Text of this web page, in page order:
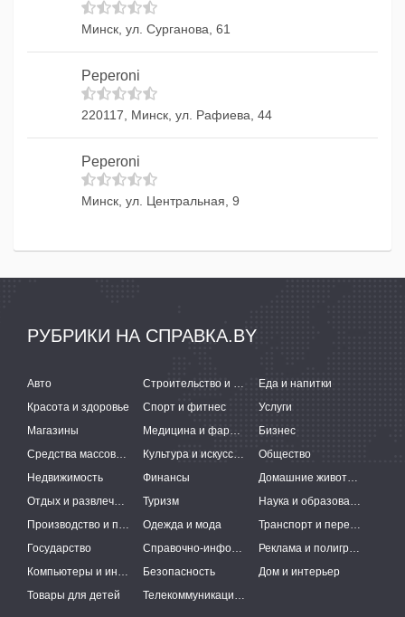
Минск, ул. Сурганова, 61
Peperoni
220117, Минск, ул. Рафиева, 44
Peperoni
Минск, ул. Центральная, 9
РУБРИКИ НА СПРАВКА.BY
Авто Строительство и ремонт
Еда и напитки
Красота и здоровье
Спорт и фитнес
Услуги
Магазины
Медицина и фармацевтика
Бизнес
Средства массовой информации
Культура и искусство
Общество
Недвижимость
Финансы
Домашние животные
Отдых и развлечения
Туризм
Наука и образование
Производство и поставки
Одежда и мода
Транспорт и перевозки
Государство
Справочно-информационные системы
Реклама и полиграфия
Компьютеры и интернет
Безопасность
Дом и интерьер
Товары для детей
Телекоммуникации и связь